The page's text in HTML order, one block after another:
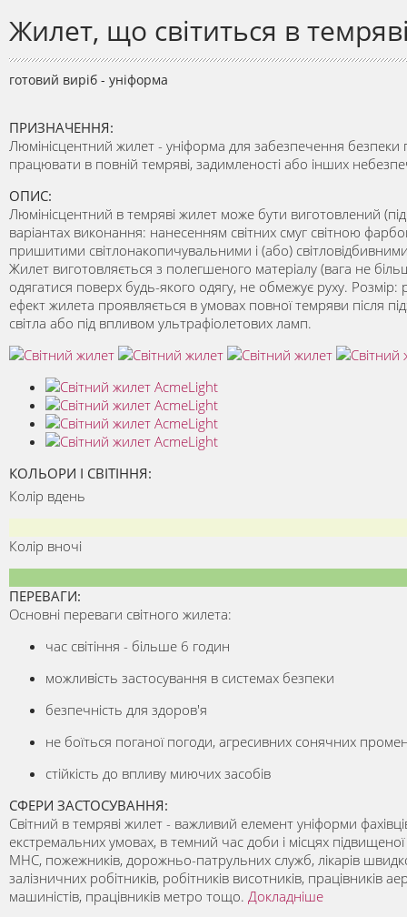
Жилет, що світиться в
готовий виріб - уніформа
ПРИЗНАЧЕННЯ:
Люмінісцентний жилет - уніформа для забезпечення безпеки
працювати в повній темряві, задимленості або інших
ОПИС:
Люмінісцентний в темряві жилет може бути виготовлений
варіантах виконання: нанесенням світних смуг світною
пришитими світлонакопичувальними і (або)
Жилет виготовляється з полегшеного матеріалу (вага не
одягатися поверх будь-якого одягу, не обмежує руху. Розмір:
ефект жилета проявляється в умовах повної темряви після
світла або під впливом ультрафіолетових ламп.
КОЛЬОРИ І СВІТІННЯ:
Колір вдень
Колір вночі
ПЕРЕВАГИ:
Основні переваги світного жилета:
час світіння - більше 6 годин
можливість застосування в системах безпеки
безпечність для здоров'я
не боїться поганої погоди, агресивних сонячних
стійкість до впливу миючих засобів
СФЕРИ ЗАСТОСУВАННЯ:
Світний в темряві жилет - важливий елемент уніформи
екстремальних умовах, в темний час доби і місцях
МНС, пожежників, дорожньо-патрульних служб, лікарів
залізничних робітників, робітників висотників, працівників
машиністів, працівників метро тощо. Докладніше